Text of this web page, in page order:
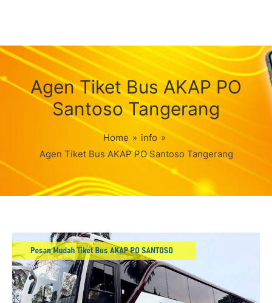
Agen Tiket Bus AKAP PO
Santoso Tangerang
Home » info »
Agen Tiket Bus AKAP PO Santoso Tangerang